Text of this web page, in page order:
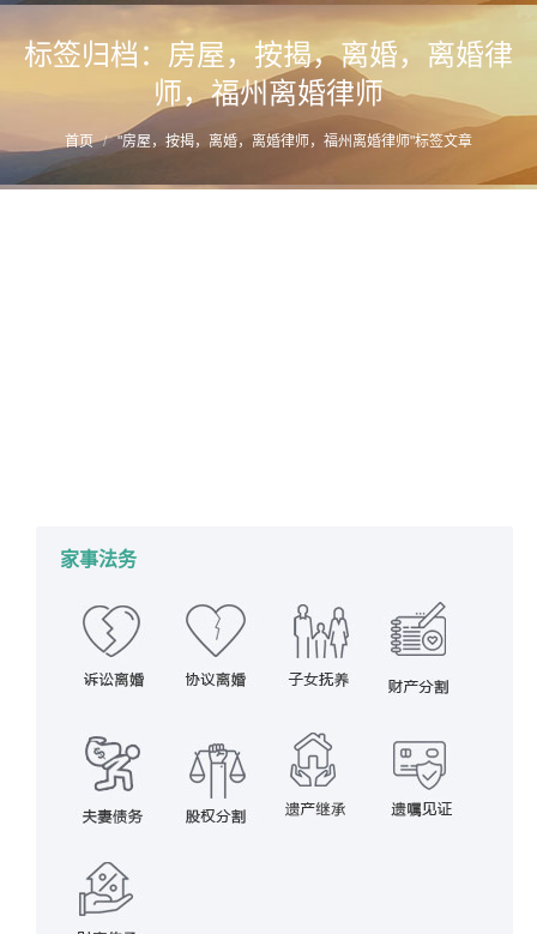
标签归档： 房屋，按揭，离婚，离婚律
师，福州离婚律师
您的位置：
首页 "房屋，按揭，离婚，离婚律师，福州离婚律师"标签文章
家事法务